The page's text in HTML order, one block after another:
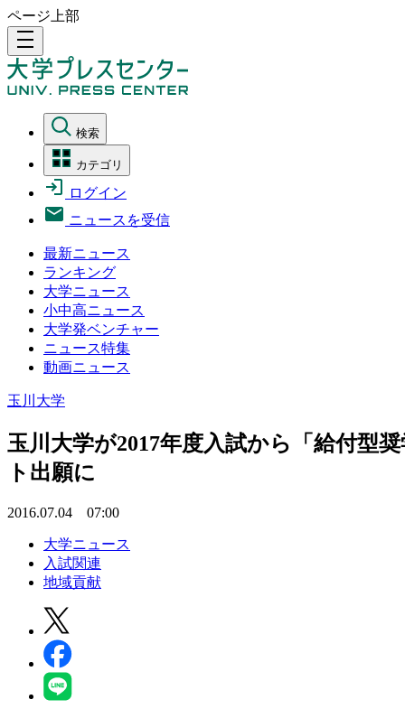
ページ上部
density_medium
検索
カテゴリ
ログイン
ニュースを受信
最新ニュース
ランキング
大学ニュース
小中高ニュース
大学発ベンチャー
ニュース特集
動画ニュース
玉川大学
玉川大学が2017年度入試から「給付型
ト出願に
2016.07.04 07:00
大学ニュース
入試関連
地域貢献